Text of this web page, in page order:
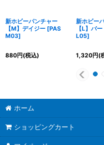
新ホビーパンチャー
【M】デイジー [PAS
M03]
880円(税込)
新ホビー
【L】バー
L05]
1,320円(
ホーム
ショッピングカート